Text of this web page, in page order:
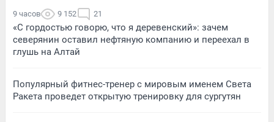
9 часов 9 152 21
«С гордостью говорю, что я деревенский»: зачем
северянин оставил нефтяную компанию и переехал в
глушь на Алтай
Популярный фитнес-тренер с мировым именем Света
Ракета проведет открытую тренировку для сургутян